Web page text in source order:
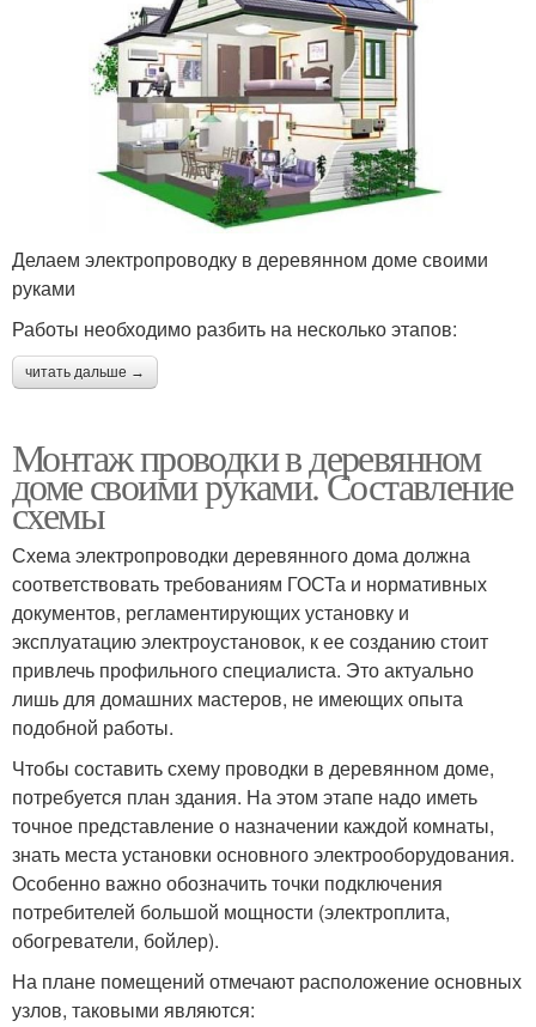
Делаем электропроводку в деревянном доме своими
руками
Работы необходимо разбить на несколько этапов:
читать дальше →
Монтаж проводки в деревянном
доме своими руками. Составление
схемы
Схема электропроводки деревянного дома должна
соответствовать требованиям ГОСТа и нормативных
документов, регламентирующих установку и
эксплуатацию электроустановок, к ее созданию стоит
привлечь профильного специалиста. Это актуально
лишь для домашних мастеров, не имеющих опыта
подобной работы.
Чтобы составить схему проводки в деревянном доме,
потребуется план здания. На этом этапе надо иметь
точное представление о назначении каждой комнаты,
знать места установки основного электрооборудования.
Особенно важно обозначить точки подключения
потребителей большой мощности (электроплита,
обогреватели, бойлер).
На плане помещений отмечают расположение основных
узлов, таковыми являются: